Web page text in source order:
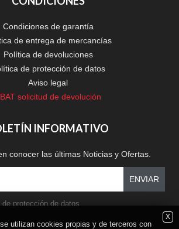
Condiciones de garantía
de entrega de mercancías
Política de devoluciones
de protección de datos
Aviso legal
solicitud de devolución
INFORMATIVO
conocer las últimas Noticias y Ofertas.
ENVIAR
protección de datos
X
utilizan cookies propias y de terceros con